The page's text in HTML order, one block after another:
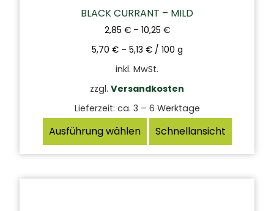
BLACK CURRANT – MILD
2,85 €– 10,25 €
5,70 €– 5,13 €/ 100 g
inkl. MwSt.
zzgl. Versandkosten
Lieferzeit: ca. 3 – 6 Werktage
Ausführung wählen Schnellansicht